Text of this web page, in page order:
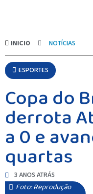
INICIO NOTÍCIAS
ESPORTES
Copa do
derrota
a 0 e
quartas
3 ANOS ATRÁS
Foto: Reprodução